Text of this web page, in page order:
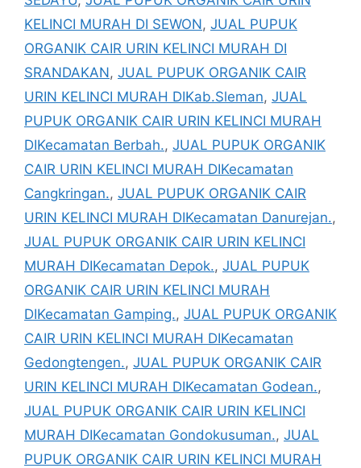
KELINCI MURAH DI SEWON, JUAL PUPUK
ORGANIK CAIR URIN KELINCI MURAH DI
SRANDAKAN, JUAL PUPUK ORGANIK CAIR
URIN KELINCI MURAH DIKab.Sleman, JUAL
PUPUK ORGANIK CAIR URIN KELINCI MURAH
DIKecamatan Berbah., JUAL PUPUK ORGANIK
CAIR URIN KELINCI MURAH DIKecamatan
Cangkringan., JUAL PUPUK ORGANIK CAIR
URIN KELINCI MURAH DIKecamatan Danurejan.,
JUAL PUPUK ORGANIK CAIR URIN KELINCI
MURAH DIKecamatan Depok., JUAL PUPUK
ORGANIK CAIR URIN KELINCI MURAH
DIKecamatan Gamping., JUAL PUPUK ORGANIK
CAIR URIN KELINCI MURAH DIKecamatan
Gedongtengen., JUAL PUPUK ORGANIK CAIR
URIN KELINCI MURAH DIKecamatan Godean.,
JUAL PUPUK ORGANIK CAIR URIN KELINCI
MURAH DIKecamatan Gondokusuman., JUAL
PUPUK ORGANIK CAIR URIN KELINCI MURAH